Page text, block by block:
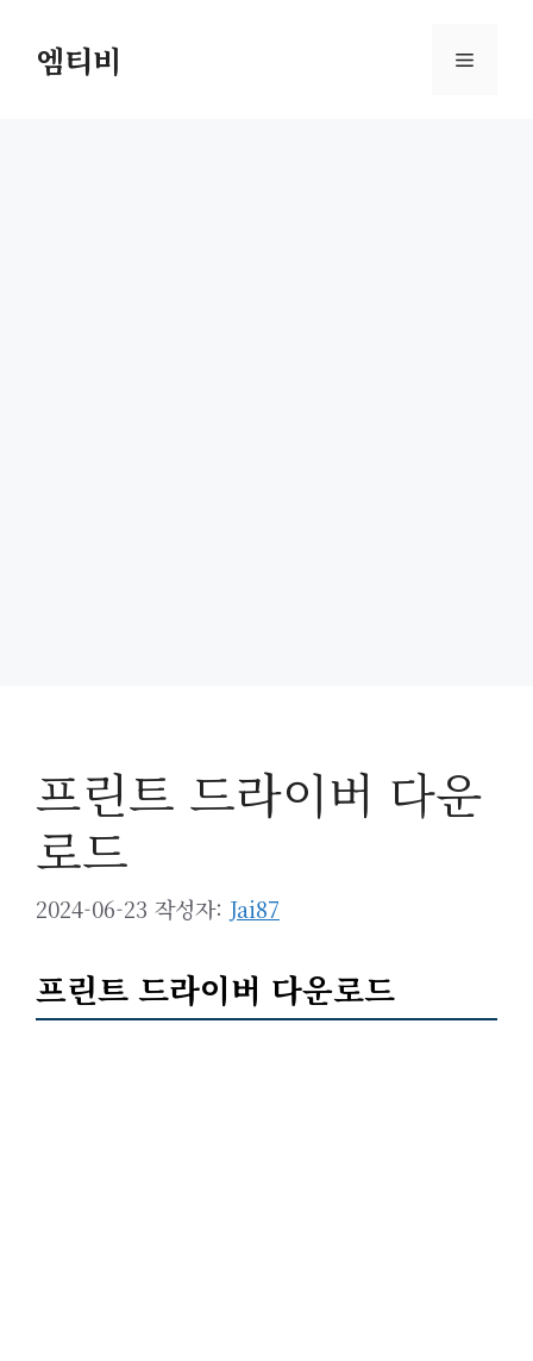
엠티비 메
프린트 드라이버 다운
로드
2024-06-23 작성자: Jai87
프린트 드라이버 다운로드